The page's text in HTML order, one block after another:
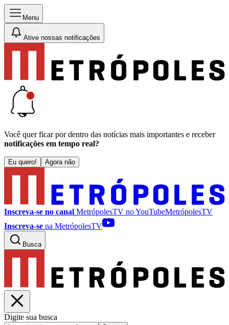
Menu
Ative nossas notificações
Você quer ficar por dentro das notícias mais importantes e receber
notificações em tempo real?
Eu quero! Agora não
Inscreva-se no canal MetrópolesTV noYouTubeMetrópolesTV
Inscreva-se na MetrópolesTV
Busca
Digite sua busca